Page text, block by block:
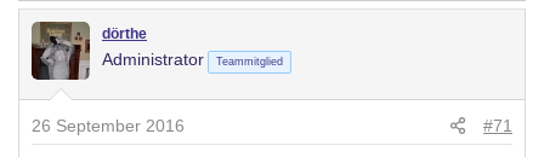
dörthe
Administrator Teammitglied
26 September 2016 #71